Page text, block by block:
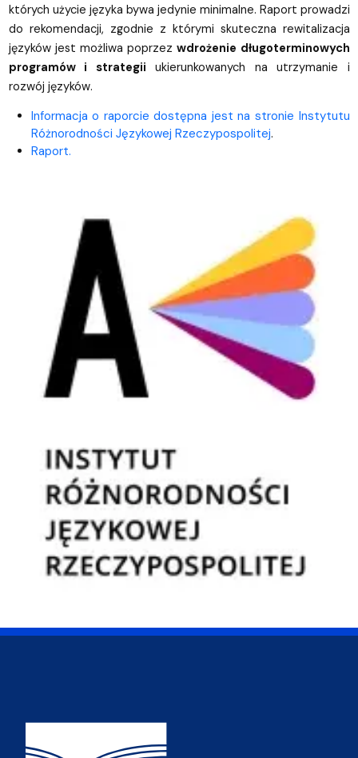
których użycie języka bywa jedynie minimalne. Raport prowadzi
do rekomendacji, zgodnie z którymi skuteczna rewitalizacja
języków jest możliwa poprzezwdrożenie długoterminowych
programów i strategii ukierunkowanych na utrzymanie i
rozwój języków.
Informacja o raporcie dostępna jest na stronie Instytutu
Różnorodności Językowej Rzeczypospolitej.
Raport.
Adres Wydziału